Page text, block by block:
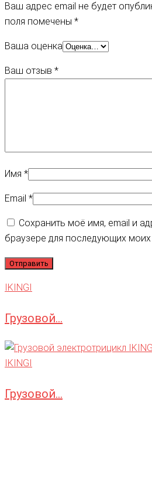
Ваш адрес email не будет
поля помечены *
Ваша оценка
Ваш отзыв *
Имя *
Email *
Сохранить моё имя, email и
браузере для последующих
IKINGI
Грузовой...
IKINGI
Грузовой...